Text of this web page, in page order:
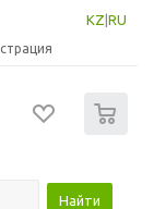
KZ RU
Найти